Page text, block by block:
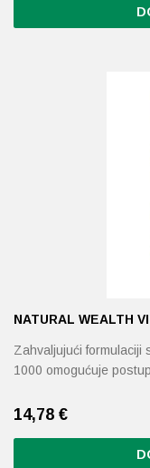
NATURAL WEALTH
Zahvaljujući formulaciji
1000 omogućuje
14,78 €